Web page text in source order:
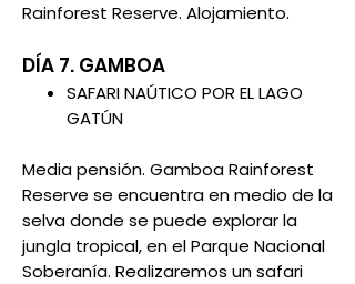
Rainforest Reserve. Alojamiento.
DÍA 7. GAMBOA
SAFARI NAÚTICO POR EL LAGO
GATÚN
Media pensión. Gamboa Rainforest
Reserve se encuentra en medio de la
selva donde se puede explorar la
jungla tropical, en el Parque Nacional
Soberanía. Realizaremos un safari